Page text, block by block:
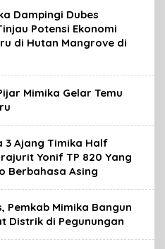
Dampingi Dubes
Potensi Ekonomi
di Hutan Mangrove di
Mimika Gelar Temu
3 Ajang Timika Half
Yonif TP 820 Yang
Berbahasa Asing
Pemkab Mimika Bangun
Distrik di Pegunungan